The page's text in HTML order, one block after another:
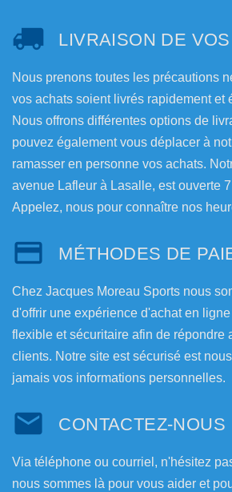
LIVRAISON DE
Nous prenons toutes les précautions
vos achats soient livrés rapidement et
Nous offrons différentes options de
pouvez également vous déplacer à
ramasser en personne vos achats.
avenue Lafleur à Lasalle, est ouverte
Appelez, nous pour connaître nos
MÉTHODES DE
Chez Jacques Moreau Sports nous
d'offrir une expérience d'achat en
flexible et sécuritaire afin de répondre
clients. Notre site est sécurisé est
jamais vos informations personnelles.
CONTACTEZ-NOUS
Via téléphone ou courriel, n'hésitez
nous sommes là pour vous aider et